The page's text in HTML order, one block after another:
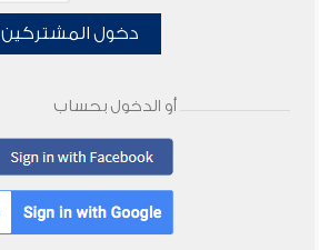
دخول المشتركين
أو الدخول بحساب